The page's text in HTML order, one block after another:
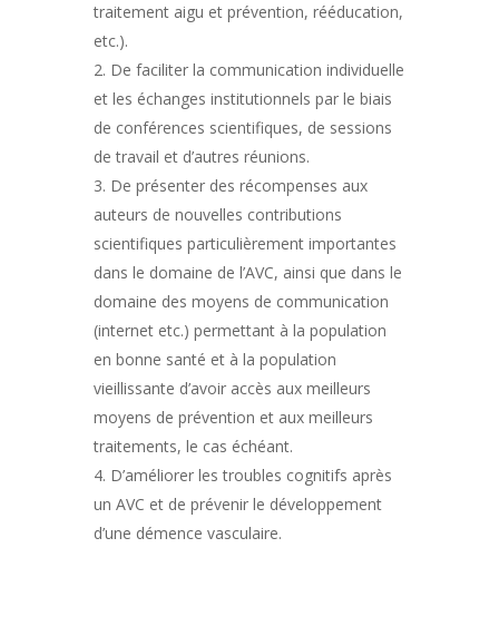
traitement aigu et prévention, rééducation,
etc.).
De faciliter la communication individuelle
et les échanges institutionnels par le biais
de conférences scientifiques, de sessions
de travail et d’autres réunions.
De présenter des récompenses aux
auteurs de nouvelles contributions
scientifiques particulièrement importantes
dans le domaine de l’AVC, ainsi que dans le
domaine des moyens de communication
(internet etc.) permettant à la population
en bonne santé et à la population
vieillissante d’avoir accès aux meilleurs
moyens de prévention et aux meilleurs
traitements, le cas échéant.
D’améliorer les troubles cognitifs après
un AVC et de prévenir le développement
d’une démence vasculaire.